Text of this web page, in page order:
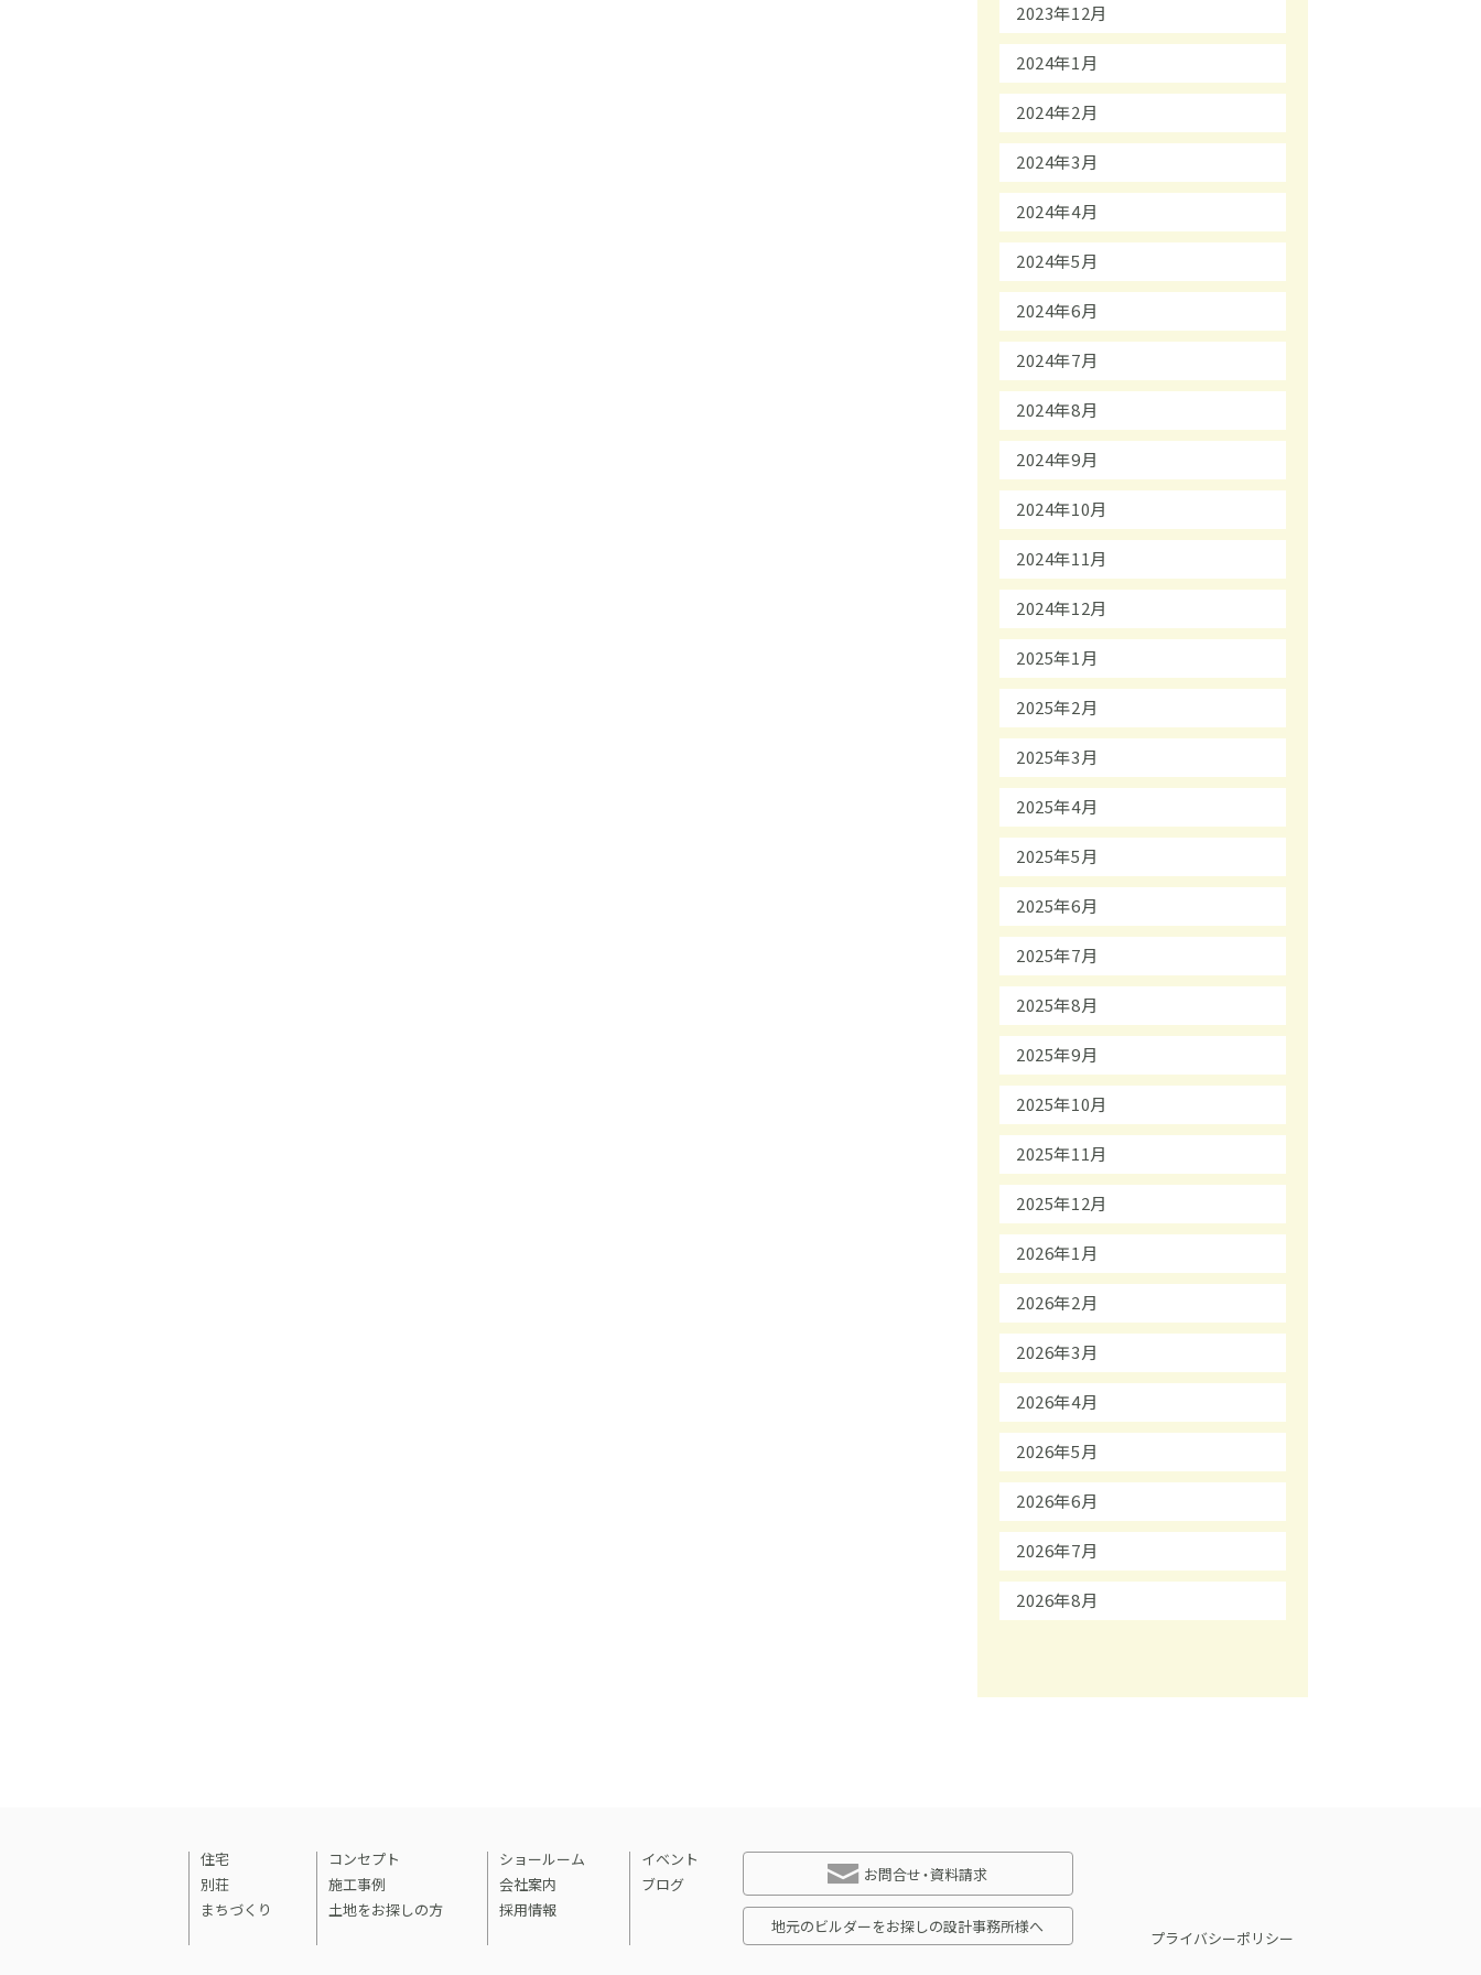
2023年12月
2024年1月
2024年2月
2024年3月
2024年4月
2024年5月
2024年6月
2024年7月
2024年8月
2024年9月
2024年10月
2024年11月
2024年12月
2025年1月
2025年2月
2025年3月
2025年4月
2025年5月
2025年6月
2025年7月
2025年8月
2025年9月
2025年10月
2025年11月
2025年12月
2026年1月
2026年2月
2026年3月
2026年4月
2026年5月
2026年6月
2026年7月
2026年8月
住宅
別荘
まちづくり
コンセプト
施工事例
土地をお探しの方
ショールーム
会社案内
採用情報
イベント
ブログ
お問合せ・資料請求
地元のビルダーをお探しの設計事務所様へ
プライバシーポリシー